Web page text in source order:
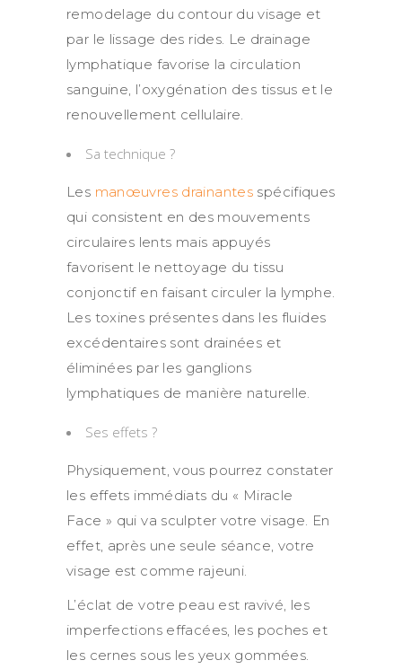
remodelage du contour du visage et
par le lissage des rides. Le drainage
lymphatique favorise la circulation
sanguine, l’oxygénation des tissus et le
renouvellement cellulaire.
Sa technique ?
Les manœuvres drainantes spécifiques
qui consistent en des mouvements
circulaires lents mais appuyés
favorisent le nettoyage du tissu
conjonctif en faisant circuler la lymphe.
Les toxines présentes dans les fluides
excédentaires sont drainées et
éliminées par les ganglions
lymphatiques de manière naturelle.
Ses effets ?
Physiquement, vous pourrez constater
les effets immédiats du « Miracle
Face » qui va sculpter votre visage. En
effet, après une seule séance, votre
visage est comme rajeuni.
L’éclat de votre peau est ravivé, les
imperfections effacées, les poches et
les cernes sous les yeux gommées.